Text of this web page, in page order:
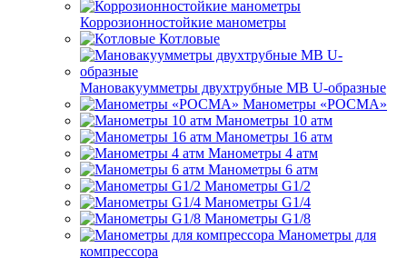
Коррозионностойкие манометры
Котловые
Мановакуумметры двухтрубные МВ U-образные
Манометры «РОСМА»
Манометры 10 атм
Манометры 16 атм
Манометры 4 атм
Манометры 6 атм
Манометры G1/2
Манометры G1/4
Манометры G1/8
Манометры для
компрессора